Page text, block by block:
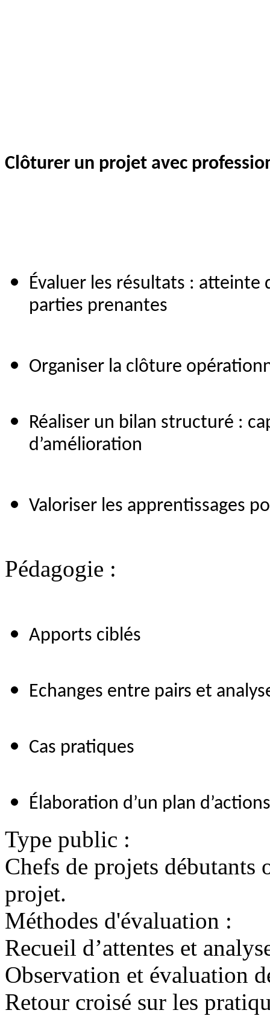
Clôturer un projet avec
Évaluer les résultats : atteinte
parties prenantes
Organiser la clôture
Réaliser un bilan structuré :
d’amélioration
Valoriser les apprentissages
Pédagogie :
Apports ciblés
Echanges entre pairs et
Cas pratiques
Élaboration d’un plan
Type public :
Chefs de projets débutants
projet.
Méthodes d'évaluation :
Recueil d’attentes et
Observation et évaluation
Retour croisé sur les